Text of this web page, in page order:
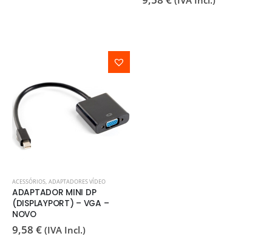
ACESSÓRIOS, ADAPTADORES VÍDEO
ADAPTADOR MINI DP
(DISPLAYPORT) – VGA –
NOVO
9,58 € (IVA Incl.)